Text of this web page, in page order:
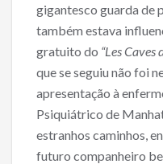
gigantesco guarda de
também estava
gratuito do “Les Caves
que se seguiu não foi
apresentação à
Psiquiátrico de
estranhos caminhos,
futuro companheiro